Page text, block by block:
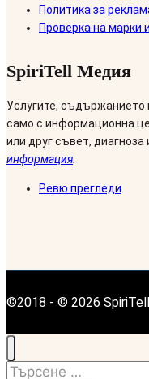
Политика за
Проверка на марки
SpiriTell Медия
Услугите, съдържанието
само с информационна
или друг съвет, диагноза
информация
Ревю прегледи
©2018 - © 2026 SpiriTell
Търсене